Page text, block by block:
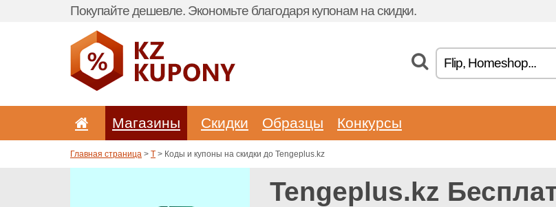
Покупайте дешевле. Экономьте благодаря купонам на скидки.
Магазины Скидки Образцы Конкурсы
Главная страница > T > Коды и купоны на скидки до Tengeplus.kz
Tengeplus.kz